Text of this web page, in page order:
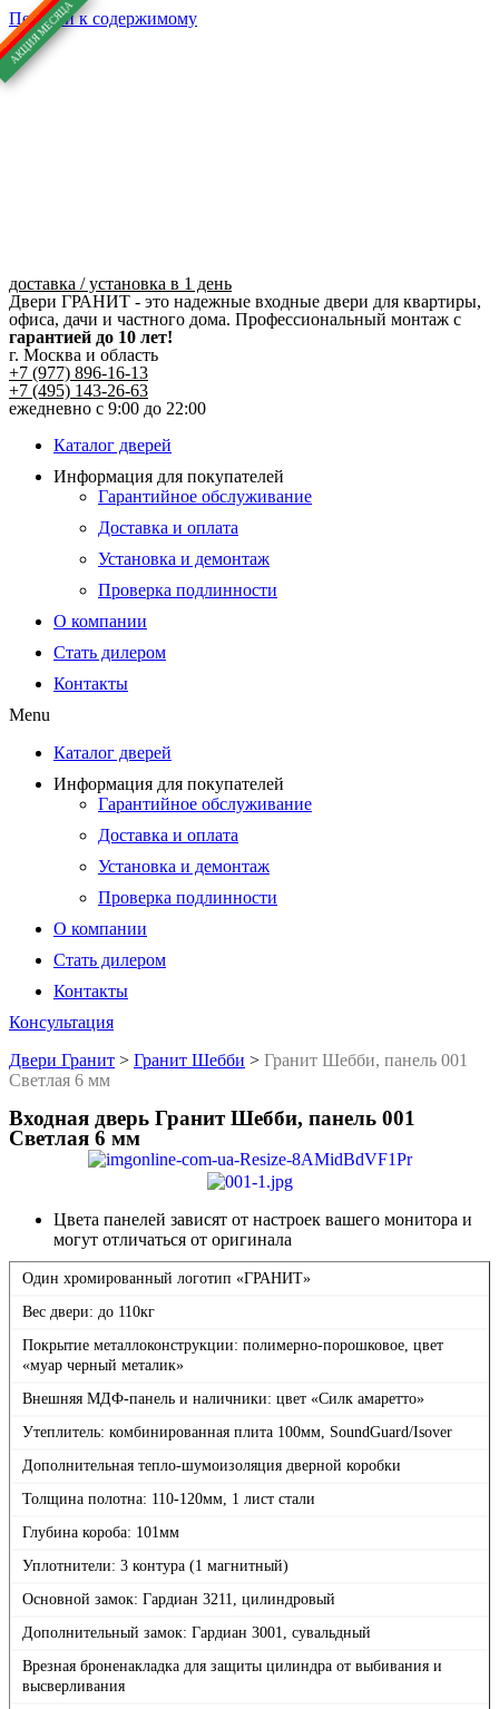
Перейти к содержимому
доставка / установка в 1 день
Двери ГРАНИТ - это надежные входные двери для квартиры,
офиса, дачи и частного дома. Профессиональный монтаж с
гарантией до 10 лет!
г. Москва и область
+7 (977) 896-16-13
+7 (495) 143-26-63
ежедневно с 9:00 до 22:00
Каталог дверей
Информация для покупателей
Гарантийное обслуживание
Доставка и оплата
Установка и демонтаж
Проверка подлинности
О компании
Стать дилером
Контакты
Menu
Каталог дверей
Информация для покупателей
Гарантийное обслуживание
Доставка и оплата
Установка и демонтаж
Проверка подлинности
О компании
Стать дилером
Контакты
Консультация
Двери Гранит > Гранит Шебби > Гранит Шебби, панель 001
Светлая 6 мм
Входная дверь Гранит Шебби, панель 001
Светлая 6 мм
Цвета панелей зависят от настроек вашего монитора и
могут отличаться от оригинала
Один хромированный логотип «ГРАНИТ»
Вес двери: до 110кг
Покрытие металлоконструкции: полимерно-порошковое, цвет
«муар черный металик»
Внешняя МДФ-панель и наличники: цвет «Силк амаретто»
Утеплитель: комбинированная плита 100мм, SoundGuard/Isover
Дополнительная тепло-шумоизоляция дверной коробки
Толщина полотна: 110-120мм, 1 лист стали
Глубина короба: 101мм
Уплотнители: 3 контура (1 магнитный)
Основной замок: Гардиан 3211, цилиндровый
Дополнительный замок: Гардиан 3001, сувальдный
Врезная броненакладка для защиты цилиндра от выбивания и
высверливания